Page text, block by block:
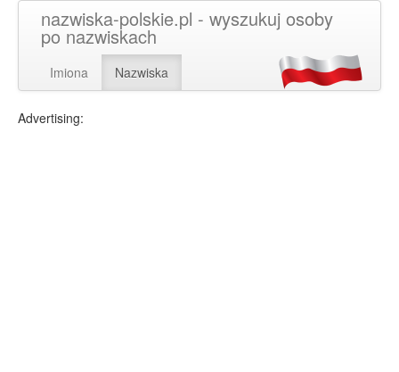
nazwiska-polskie.pl - wyszukuj osoby
po nazwiskach
Imiona Nazwiska
Advertising: